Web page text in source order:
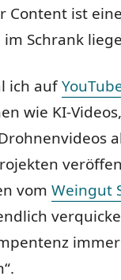
Content ist
Schrank
ich auf
wie KI-
vom Weingut